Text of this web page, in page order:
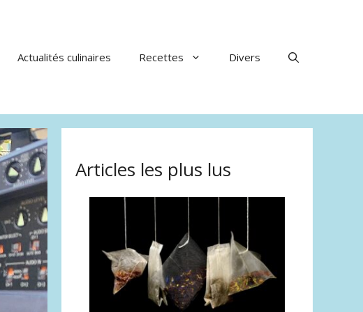
Actualités culinaires Recettes Divers
Articles les plus lus